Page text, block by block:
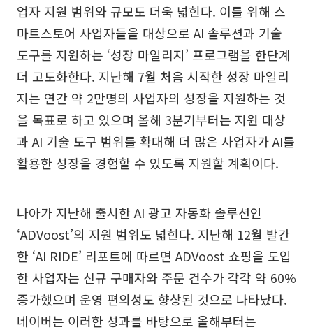
업자 지원 범위와 규모도 더욱 넓힌다. 이를 위해 스
마트스토어 사업자들을 대상으로 AI 솔루션과 기술
도구를 지원하는 ‘성장 마일리지’ 프로그램을 한단계
더 고도화한다. 지난해 7월 처음 시작한 성장 마일리
지는 연간 약 2만명의 사업자의 성장을 지원하는 것
을 목표로 하고 있으며 올해 3분기부터는 지원 대상
과 AI 기술 도구 범위를 확대해 더 많은 사업자가 AI를
활용한 성장을 경험할 수 있도록 지원할 계획이다.
나아가 지난해 출시한 AI 광고 자동화 솔루션인
‘ADVoost’의 지원 범위도 넓힌다. 지난해 12월 발간
한 ‘AI RIDE’ 리포트에 따르면 ADVoost 쇼핑을 도입
한 사업자는 신규 구매자와 주문 건수가 각각 약 60%
증가했으며 운영 편의성도 향상된 것으로 나타났다.
네이버는 이러한 성과를 바탕으로 올해부터는